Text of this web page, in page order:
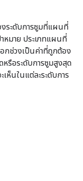
งระดับการซูมที่แผนที่
หมาย ประเภทแผนที่
กช่วงเป็นค่าที่ถูกต้อง
หรือระดับการซูมสูงสุด
ห็นในแต่ละระดับการ